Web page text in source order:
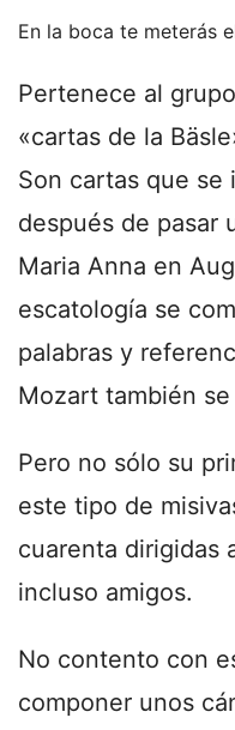
En la boca te meterás
Pertenece al
«cartas de la
Son cartas que se
después de pasar
Maria Anna en
escatología se
palabras y
Mozart también
Pero no sólo su
este tipo de
cuarenta dirigidas
incluso amigos.
No contento con
componer unos